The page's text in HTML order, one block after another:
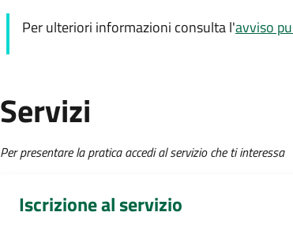
Per ulteriori informazioni consulta l'avviso
Servizi
Per presentare la pratica accedi al servizio che ti interessa
Iscrizione al servizio